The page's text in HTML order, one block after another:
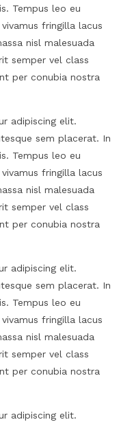
Tempus leo eu
fringilla lacus
nisl malesuada
semper vel class
per conubia nostra
adipiscing elit.
sem placerat. In
Tempus leo eu
fringilla lacus
nisl malesuada
semper vel class
per conubia nostra
adipiscing elit.
sem placerat. In
Tempus leo eu
fringilla lacus
nisl malesuada
semper vel class
per conubia nostra
adipiscing elit.